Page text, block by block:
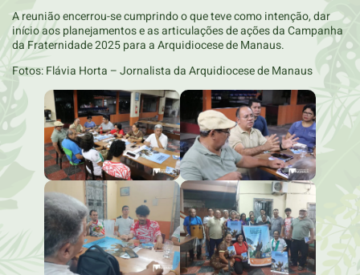
A reunião encerrou-se cumprindo o que teve como intenção, dar
início aos planejamentos e as articulações de ações da Campanha
da Fraternidade 2025 para a Arquidiocese de Manaus.
Fotos: Flávia Horta – Jornalista da Arquidiocese de Manaus